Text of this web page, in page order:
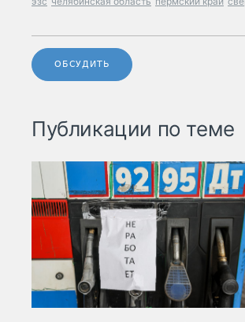
ОБСУДИТЬ
Публикации по теме